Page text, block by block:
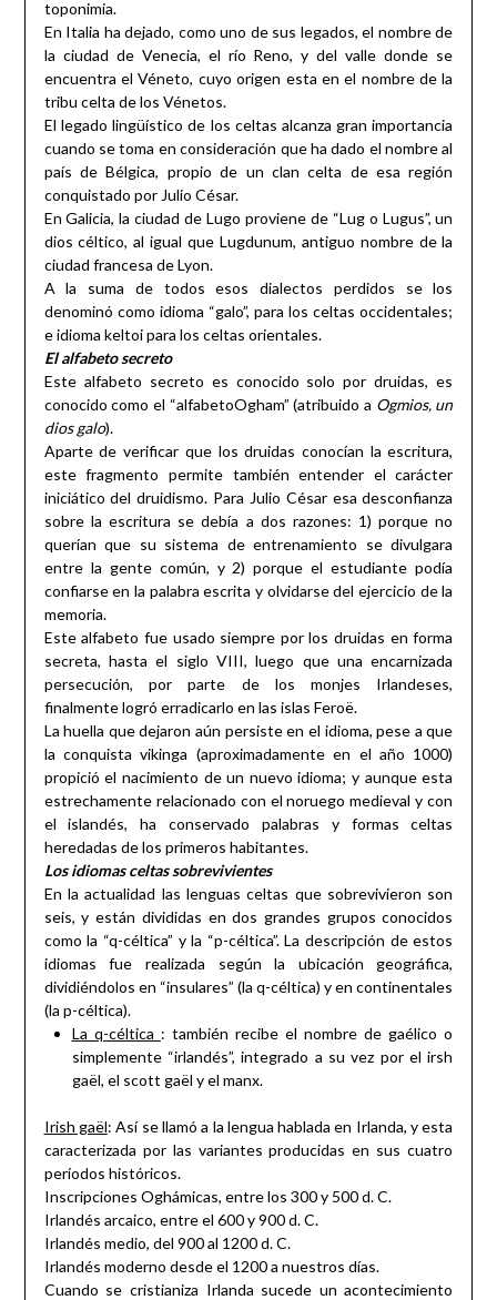
toponimia.
En Italia ha dejado, como uno de sus legados, el nombre de
la ciudad de Venecia, el río Reno, y del valle donde se
encuentra el Véneto, cuyo origen esta en el nombre de la
tribu celta de los Vénetos.
El legado lingüístico de los celtas alcanza gran importancia
cuando se toma en consideración que ha dado el nombre al
país de Bélgica, propio de un clan celta de esa región
conquistado por Julio César.
En Galicia, la ciudad de Lugo proviene de “Lug o Lugus”, un
dios céltico, al igual que Lugdunum, antiguo nombre de la
ciudad francesa de Lyon.
A la suma de todos esos dialectos perdidos se los
denominó como idioma “galo”, para los celtas occidentales;
e idioma keltoi para los celtas orientales.
El alfabeto secreto
Este alfabeto secreto es conocido solo por druidas, es
conocido como el “alfabetoOgham” (atribuido a Ogmios, un
dios galo).
Aparte de verificar que los druidas conocían la escritura,
este fragmento permite también entender el carácter
iniciático del druidismo. Para Julio César esa desconfianza
sobre la escritura se debía a dos razones: 1) porque no
querían que su sistema de entrenamiento se divulgara
entre la gente común, y 2) porque el estudiante podía
confiarse en la palabra escrita y olvidarse del ejercicio de la
memoria.
Este alfabeto fue usado siempre por los druidas en forma
secreta, hasta el siglo VIII, luego que una encarnizada
persecución, por parte de los monjes Irlandeses,
finalmente logró erradicarlo en las islas Feroë.
La huella que dejaron aún persiste en el idioma, pese a que
la conquista vikinga (aproximadamente en el año 1000)
propició el nacimiento de un nuevo idioma; y aunque esta
estrechamente relacionado con el noruego medieval y con
el islandés, ha conservado palabras y formas celtas
heredadas de los primeros habitantes.
Los idiomas celtas sobrevivientes
En la actualidad las lenguas celtas que sobrevivieron son
seis, y están divididas en dos grandes grupos conocidos
como la “q-céltica” y la “p-céltica”. La descripción de estos
idiomas fue realizada según la ubicación geográfica,
dividiéndolos en “insulares” (la q-céltica) y en continentales
(la p-céltica).
La q-céltica : también recibe el nombre de gaélico o
simplemente “irlandés”, integrado a su vez por el irsh
gaël, el scott gaël y el manx.
Irish gaël: Así se llamó a la lengua hablada en Irlanda, y esta
caracterizada por las variantes producidas en sus cuatro
períodos históricos.
Inscripciones Oghámicas, entre los 300 y 500 d. C.
Irlandés arcaico, entre el 600 y 900 d. C.
Irlandés medio, del 900 al 1200 d. C.
Irlandés moderno desde el 1200 a nuestros días.
Cuando se cristianiza Irlanda sucede un acontecimiento